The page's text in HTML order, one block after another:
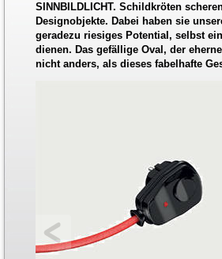
SINNBILDLICHT. Schildkröten
Designobjekte. Dabei haben sie
geradezu riesiges Potential, selbst
dienen. Das gefällige Oval, der
nicht anders, als dieses fabelhafte